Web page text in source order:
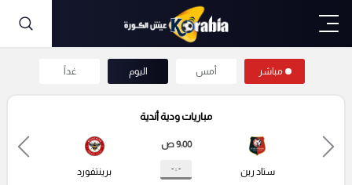
مباشر أمس اليوم غداً
مباريات ودية أندية
ستاد رين
9:00 ص
- : - برينتفورد